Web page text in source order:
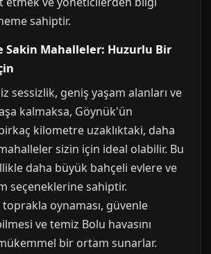
sahiptir.
Sakin Mahalleler: Huzurlu Bir
sessizlik, geniş yaşam alanları ve
kalmaksa, Göynük'ün
kilometre uzaklıktaki, daha
sizin için ideal olabilir. Bu
daha büyük bahçeli evlere ve
seçeneklerine sahiptir.
toprakla oynaması, güvenle
ve temiz Bolu havasını
bir ortam sunarlar.